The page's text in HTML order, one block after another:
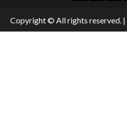
Copyright © All rights reserved. |